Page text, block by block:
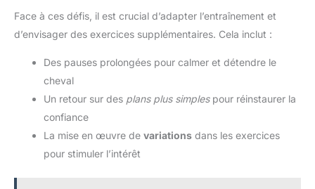
Face à ces défis, il est crucial d’adapter l’entraînement et
d’envisager des exercices supplémentaires. Cela inclut :
Des pauses prolongées pour calmer et détendre le
cheval
Un retour sur des plans plus simplespour réinstaurer la
confiance
La mise en œuvre de variations dans les exercices
pour stimuler l’intérêt